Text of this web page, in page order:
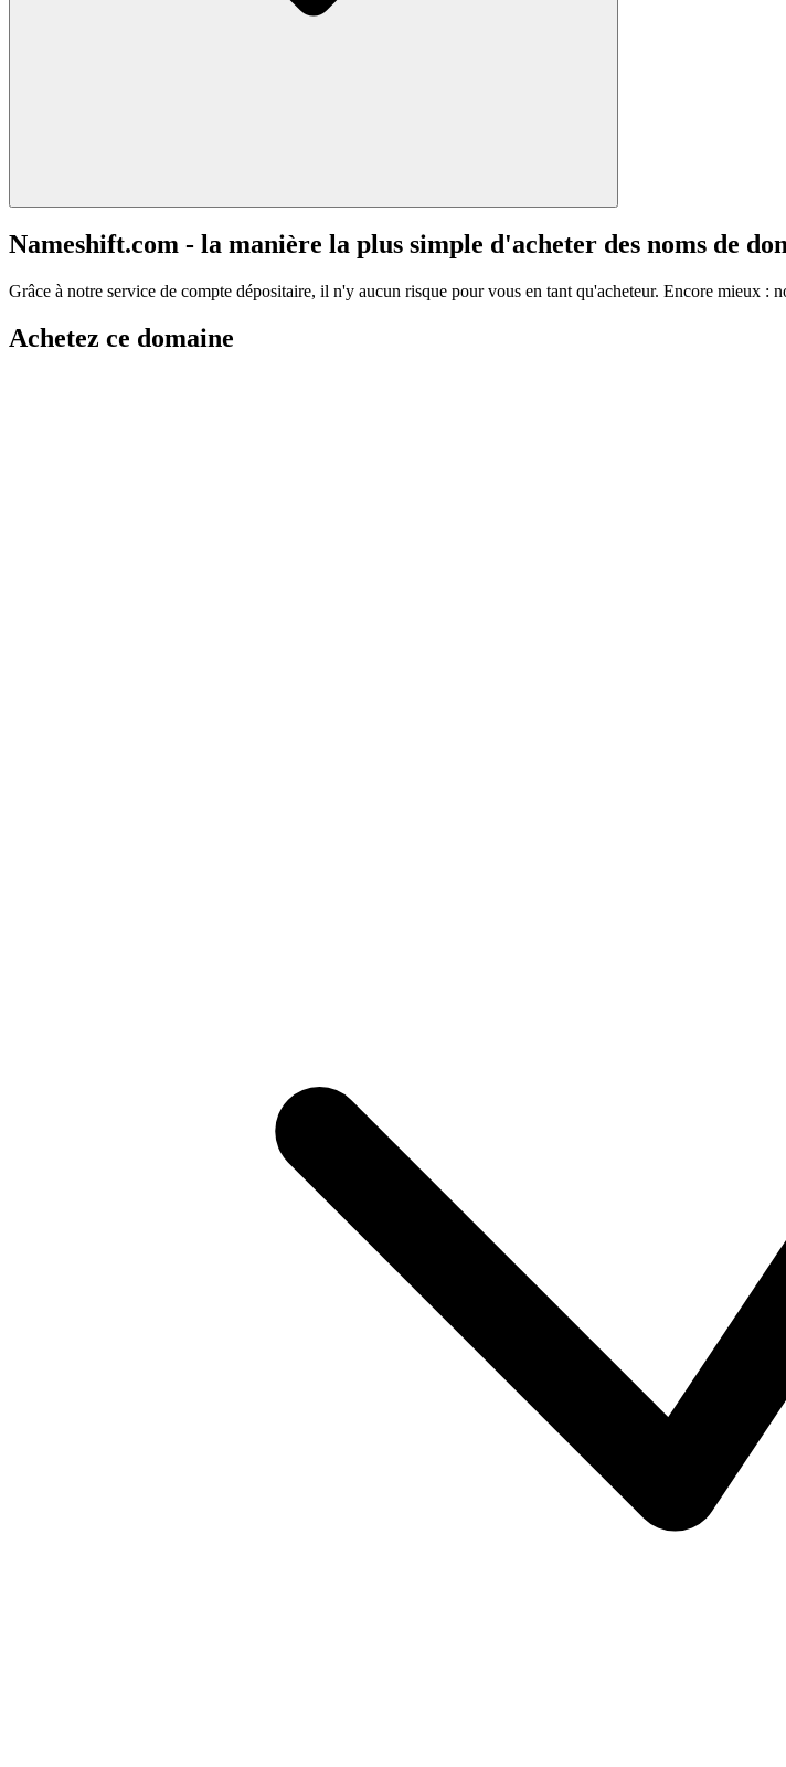
Nameshift.com - la manière la plus simple d'acheter des noms de
Grâce à notre service de compte dépositaire, il n'y aucun risque pour vous en tant qu'acheteur. Encore mieux :
Achetez ce domaine